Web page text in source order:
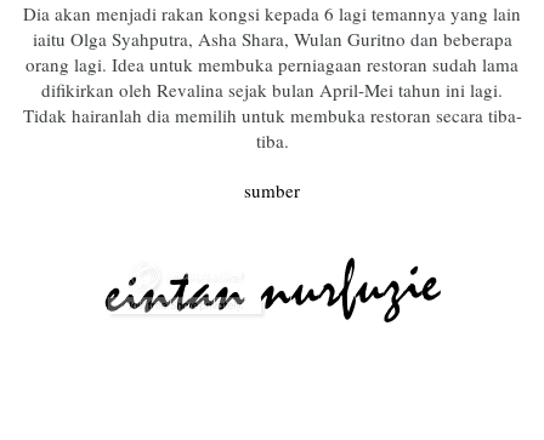
Dia akan menjadi rakan kongsi kepada 6 lagi temannya yang lain
iaitu Olga Syahputra, Asha Shara, Wulan Guritno dan beberapa
orang lagi. Idea untuk membuka perniagaan restoran sudah lama
difikirkan oleh Revalina sejak bulan April-Mei tahun ini lagi.
Tidak hairanlah dia memilih untuk membuka restoran secara tiba-
tiba.
sumber